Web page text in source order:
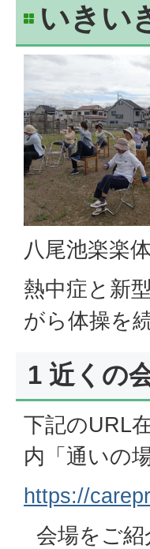
いきい
八尾池楽楽
熱中症と新
がら体操を
1 近くの
下記のURL
内「通いの
https://
会場をご